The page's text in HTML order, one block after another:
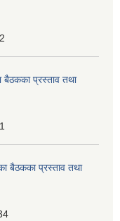
बैठकका प्रस्ताव तथा
बैठकका प्रस्ताव तथा